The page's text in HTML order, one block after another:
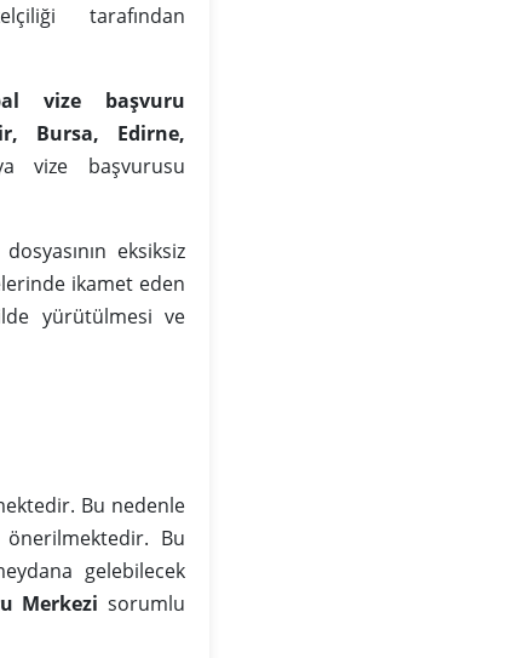
tarafından
vize başvuru
Bursa, Edirne,
vize başvurusu
eksiksiz
ikamet eden
yürütülmesi ve
Bu nedenle
Bu
gelebilecek
Merkezi sorumlu